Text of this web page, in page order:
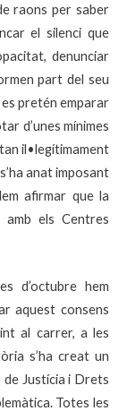
raons per saber
el silenci que
denunciar
part del seu
pretén emparar
d’unes mínimes
il•legítimament
anat imposant
afirmar que la
els Centres
d’octubre hem
aquest consens
al carrer, a les
s’ha creat un
de Justícia i Drets
Totes les